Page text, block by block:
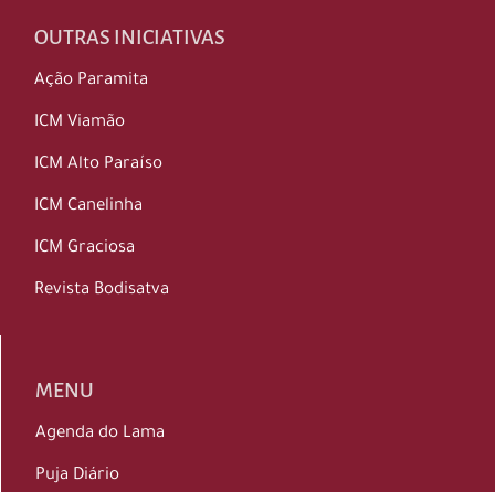
OUTRAS INICIATIVAS
Ação Paramita
ICM Viamão
ICM Alto Paraíso
ICM Canelinha
ICM Graciosa
Revista Bodisatva
MENU
Agenda do Lama
Puja Diário